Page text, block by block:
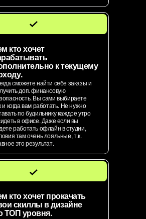
кто хочет
к текущему
сможете найти себе заказы и
доп. финансовую
Вы сами выбираете
и когда вам работать. Не нужно
по будильнику каждое утро
в офисе. Даже если вы
работать офлайн в студии,
там очень лояльные, т.к.
это результат.
кто хочет прокачать
скиллы в дизайне
ТОП уровня.